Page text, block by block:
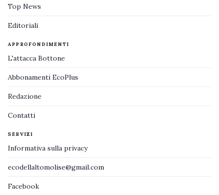
Top News
Editoriali
APPROFONDIMENTI
L'attacca Bottone
Abbonamenti EcoPlus
Redazione
Contatti
SERVIZI
Informativa sulla privacy
ecodellaltomolise@gmail.com
Facebook